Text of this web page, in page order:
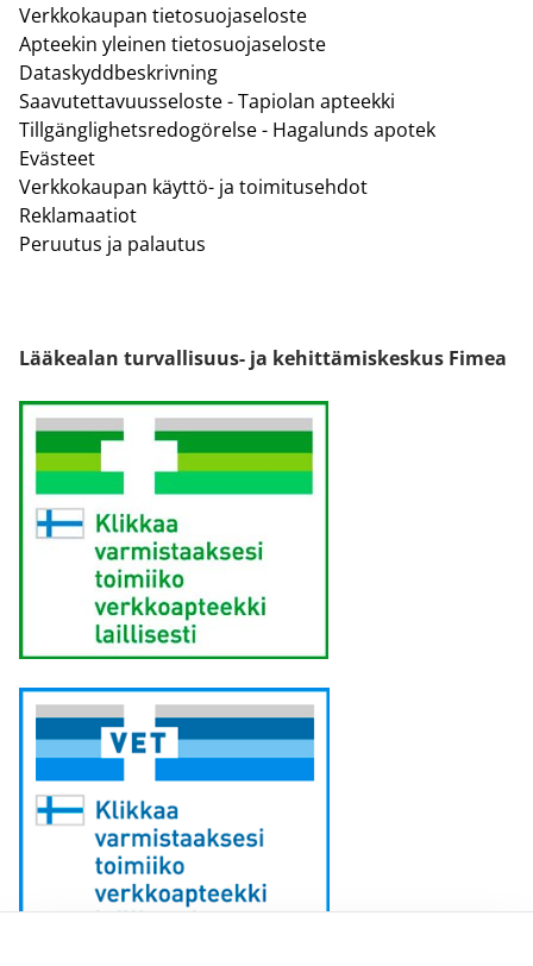
Verkkokaupan tietosuojaseloste
Apteekin yleinen tietosuojaseloste
Dataskyddbeskrivning
Saavutettavuusseloste - Tapiolan apteekki
Tillgänglighetsredogörelse - Hagalunds apotek
Evästeet
Verkkokaupan käyttö- ja toimitusehdot
Reklamaatiot
Peruutus ja palautus
Lääkealan turvallisuus- ja kehittämiskeskus Fimea